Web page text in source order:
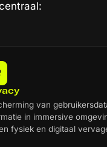
van
in immersive
fysiek en digitaal